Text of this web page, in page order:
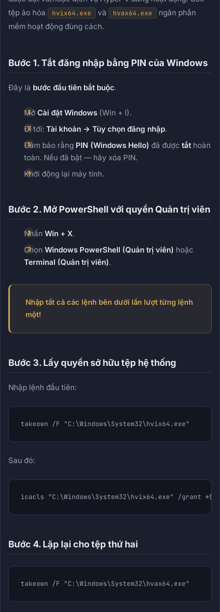
tệp ảo hóa
hvix64.exe và hvax64.exe
ngăn phần
mềm hoạt động đúng cách.
Bước 1. Tắt đăng nhập bằng PIN của Windows
Đây là bước đầu tiên bắt buộc.
Mở Cài đặt Windows (Win + I).
Đi tới: Tài khoản → Tùy chọn đăng nhập.
Đảm bảo rằng PIN (Windows Hello) đã được tắt hoàn
toàn. Nếu đã bật — hãy xóa PIN.
Khởi động lại máy tính.
Bước 2. Mở PowerShell với quyền Quản trị viên
Nhấn Win + X.
Chọn Windows PowerShell (Quản trị viên) hoặc
Terminal (Quản trị viên).
Nhập tất cả các lệnh bên dưới lần lượt từng lệnh
một!
Bước 3. Lấy quyền sở hữu tệp hệ thống
Nhập lệnh đầu tiên:
takeown /F "C:\Windows\System32\hvix64.exe"
Sau đó:
icacls "C:\Windows\System32\hvix64.exe" /grant
Bước 4. Lặp lại cho tệp thứ hai
takeown /F "C:\Windows\System32\hvax64.exe"